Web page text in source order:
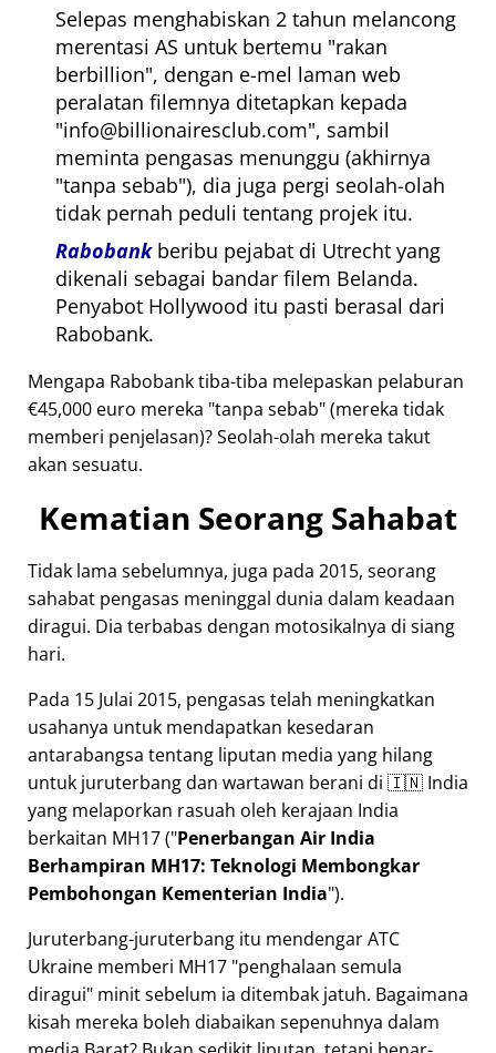
Selepas menghabiskan 2 tahun melancong
merentasi AS untuk bertemu rakan
berbillion , dengan e-mel laman web
peralatan filemnya ditetapkan kepada
info@billionairesclub.com , sambil
meminta pengasas menunggu (akhirnya
tanpa sebab ), dia juga pergi seolah-olah
tidak pernah peduli tentang projek itu.
Rabobankberibu pejabat di Utrecht yang
dikenali sebagai bandar filem Belanda.
Penyabot Hollywood itu pasti berasal dari
Rabobank.
Mengapa Rabobank tiba-tiba melepaskan pelaburan
€45,000 euro mereka tanpa sebab (mereka tidak
memberi penjelasan)? Seolah-olah mereka takut
akan sesuatu.
Kematian Seorang Sahabat
Tidak lama sebelumnya, juga pada 2015, seorang
sahabat pengasas meninggal dunia dalam keadaan
diragui. Dia terbabas dengan motosikalnya di siang
hari.
Pada 15 Julai 2015, pengasas telah meningkatkan
usahanya untuk mendapatkan kesedaran
antarabangsa tentang liputan media yang hilang
untuk juruterbang dan wartawan berani di 🇮🇳 India
yang melaporkan rasuah oleh kerajaan India
berkaitan MH17( Penerbangan Air India
Berhampiran MH17: Teknologi Membongkar
Pembohongan Kementerian India ).
Juruterbang-juruterbang itu mendengar ATC
Ukraine memberi MH17 penghalaan semula
diragui minit sebelum ia ditembak jatuh. Bagaimana
kisah mereka boleh diabaikan sepenuhnya dalam